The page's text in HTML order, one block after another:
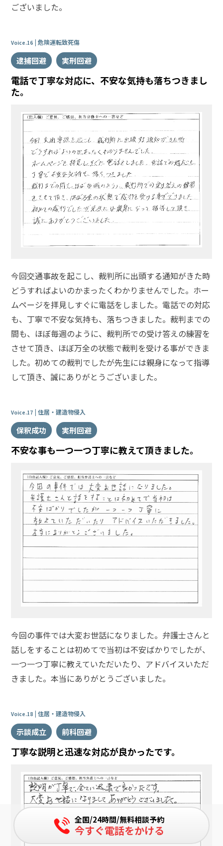
ございました。
Voice.16 危険運転致死傷
逮捕回避 実刑回避
電話で丁寧な対応に、不安な気持も落ちつきまし
た。
今回交通事故を起こし、裁判所に出頭する通知がきた時
どうすればよいのかまったくわかりませんでした。ホー
ムページを拝見しすぐに電話をしました。電話での対応
も、丁寧で不安な気持も、落ちつきました。裁判までの
間も、ほぼ毎週のように、裁判所での受け答えの練習を
させて頂き、ほぼ万全の状態で裁判を受ける事ができま
した。初めての裁判でしたが先生には親身になって指導
して頂き、誠にありがとうございました。
Voice.17 住居・建造物侵入
保釈成功 実刑回避
不安な事も一つ一つ丁寧に教えて頂きました。
今回の事件では大変お世話になりました。弁護士さんと
話しをすることは初めてで当初は不安ばかりでしたが、
一つ一つ丁寧に教えていただいたり、アドバイスいただ
きました。本当にありがとうございました。
Voice.18 住居・建造物侵入
示談成立 前科回避
丁寧な説明と迅速な対応が良かったです。
全国/24時間/無料相談予約
今すぐ電話をかける